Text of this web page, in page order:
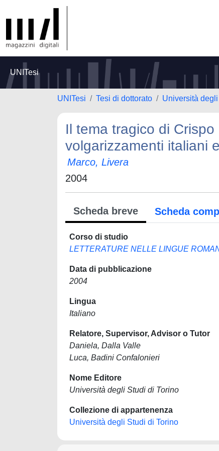
UNITesi
UNITesi Tesi di dottorato Università
Il tema tragico di
volgarizzamenti italiani
Marco, Livera
2004
Scheda breve Scheda
Corso di studio
LETTERATURE NELLE LINGUE
Data di pubblicazione
2004
Lingua
Italiano
Relatore, Supervisor, Advisor o Tutor
Daniela, Dalla Valle
Luca, Badini Confalonieri
Nome Editore
Università degli Studi di Torino
Collezione di appartenenza
Università degli Studi di Torino